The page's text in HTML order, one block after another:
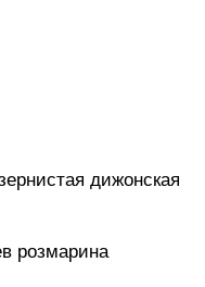
дижонская
розмарина